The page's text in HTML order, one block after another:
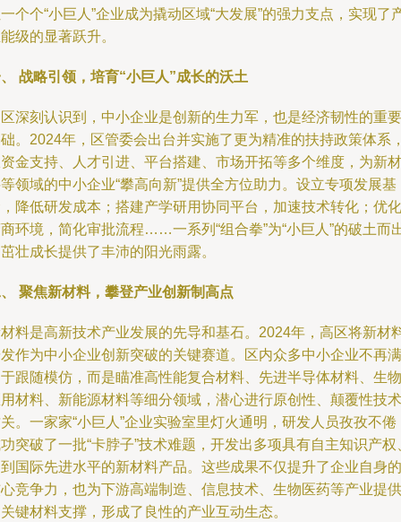
个个“小巨人”企业成为撬动区域“大发展”的强力支点，实现了
级的显著跃升。
战略引领，培育“小巨人”成长的沃土
深刻认识到，中小企业是创新的生力军，也是经济韧性的重要
。2024年，区管委会出台并实施了更为精准的扶持政策体系
金支持、人才引进、平台搭建、市场开拓等多个维度，为新材
领域的中小企业“攀高向新”提供全方位助力。设立专项发展基
降低研发成本；搭建产学研用协同平台，加速技术转化；优化
环境，简化审批流程……一系列“组合拳”为“小巨人”的破土而
壮成长提供了丰沛的阳光雨露。
聚焦新材料，攀登产业创新制高点
料是高新技术产业发展的先导和基石。2024年，高区将新材
作为中小企业创新突破的关键赛道。区内众多中小企业不再满
跟随模仿，而是瞄准高性能复合材料、先进半导体材料、生物
材料、新能源材料等细分领域，潜心进行原创性、颠覆性技术
。一家家“小巨人”企业实验室里灯火通明，研发人员孜孜不倦
突破了一批“卡脖子”技术难题，开发出多项具有自主知识产权
国际先进水平的新材料产品。这些成果不仅提升了企业自身的
竞争力，也为下游高端制造、信息技术、生物医药等产业提供
键材料支撑，形成了良性的产业互动生态。